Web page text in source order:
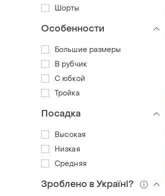
Шорты
Особенности
Большие размеры
В рубчик
С юбкой
Тройка
Посадка
Высокая
Низкая
Средняя
Зроблено в Україні?